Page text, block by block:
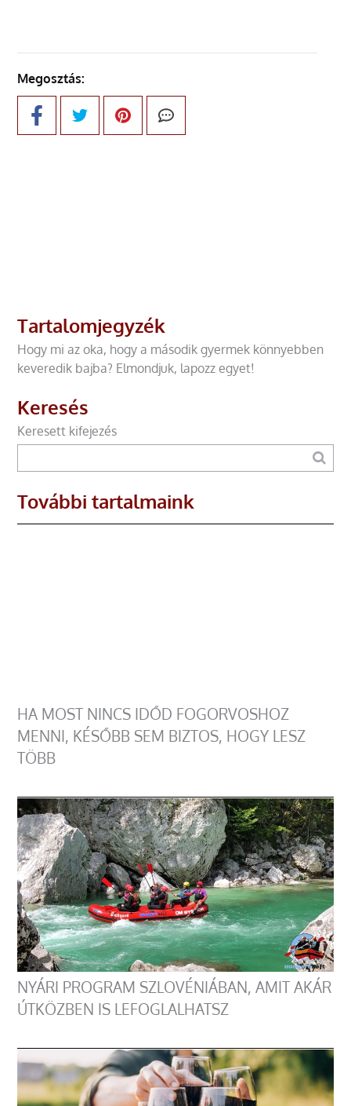
Megosztás:
Tartalomjegyzék
Hogy mi az oka, hogy a második gyermek könnyebben
keveredik bajba? Elmondjuk, lapozz egyet!
Keresés
Keresett kifejezés
További tartalmaink
HA MOST NINCS IDŐD FOGORVOSHOZ
MENNI, KÉSŐBB SEM BIZTOS, HOGY LESZ
TÖBB
NYÁRI PROGRAM SZLOVÉNIÁBAN, AMIT AKÁR
ÚTKÖZBEN IS LEFOGLALHATSZ